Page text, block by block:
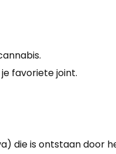
favoriete joint.
die is ontstaan door